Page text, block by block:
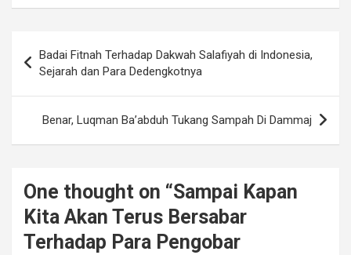
pos
Badai Fitnah Terhadap Dakwah Salafiyah di Indonesia,
Sejarah dan Para Dedengkotnya
Benar, Luqman Ba’abduh Tukang Sampah Di Dammaj
One thought on “Sampai Kapan
Kita Akan Terus Bersabar
Terhadap Para Pengobar